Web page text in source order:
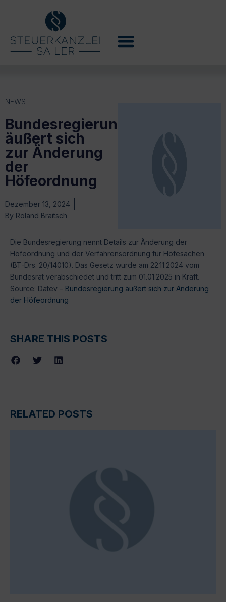
NEWS
Bundesregierung
äußert sich
zur Änderung
der
Höfeordnung
Dezember 13, 2024
By Roland Braitsch
Die Bundesregierung nennt Details zur Änderung der
Höfeordnung und der Verfahrensordnung für Höfesachen
(BT-Drs. 20/14010). Das Gesetz wurde am 22.11.2024 vom
Bundesrat verabschiedet und tritt zum 01.01.2025 in Kraft.
Source: Datev – Bundesregierung äußert sich zur Änderung
der Höfeordnung
SHARE THIS POSTS
RELATED POSTS